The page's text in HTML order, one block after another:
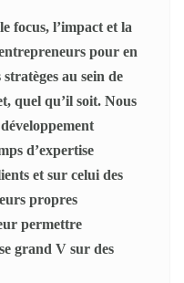
focus, l’impact et la
pour en
au sein de
quel qu’il soit. Nous
d’expertise
et sur celui des
propres
permettre
grand V sur des